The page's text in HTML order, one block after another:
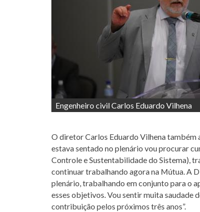
Engenheiro civil Carlos Eduardo Vilhena
O diretor Carlos Eduardo Vilhena também
estava sentado no plenário vou procurar
Controle e Sustentabilidade do Sistema),
continuar trabalhando agora na Mútua. A
plenário, trabalhando em conjunto para o
esses objetivos. Vou sentir muita saudade
contribuição pelos próximos três anos”.